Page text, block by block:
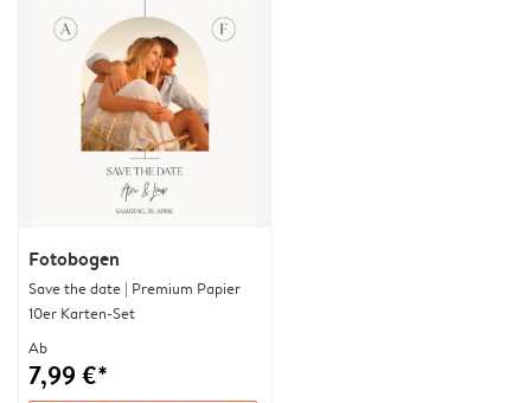
Fotobogen
Save the date | Premium Papier
10er Karten-Set
Ab
7,99 €*